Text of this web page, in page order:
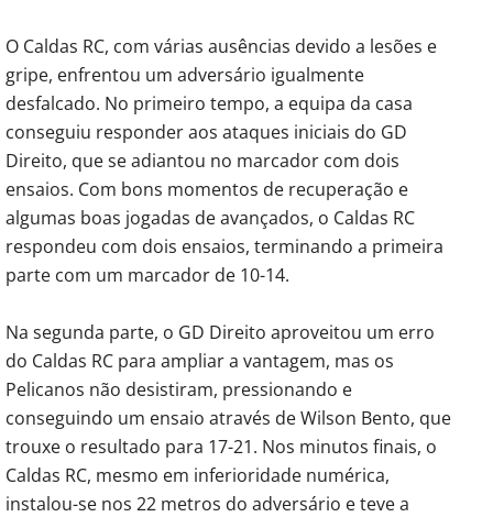
O Caldas RC, com várias ausências devido a lesões e
gripe, enfrentou um adversário igualmente
desfalcado. No primeiro tempo, a equipa da casa
conseguiu responder aos ataques iniciais do GD
Direito, que se adiantou no marcador com dois
ensaios. Com bons momentos de recuperação e
algumas boas jogadas de avançados, o Caldas RC
respondeu com dois ensaios, terminando a primeira
parte com um marcador de 10-14.
Na segunda parte, o GD Direito aproveitou um erro
do Caldas RC para ampliar a vantagem, mas os
Pelicanos não desistiram, pressionando e
conseguindo um ensaio através de Wilson Bento, que
trouxe o resultado para 17-21. Nos minutos finais, o
Caldas RC, mesmo em inferioridade numérica,
instalou-se nos 22 metros do adversário e teve a